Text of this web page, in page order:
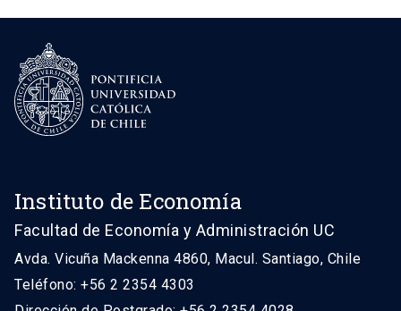
Instituto de Economía
Facultad de Economía y Administración UC
Avda. Vicuña Mackenna 4860, Macul. Santiago, Chile
Teléfono: +56 2 2354 4303